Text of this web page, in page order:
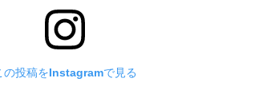
の投稿をInstagramで見る